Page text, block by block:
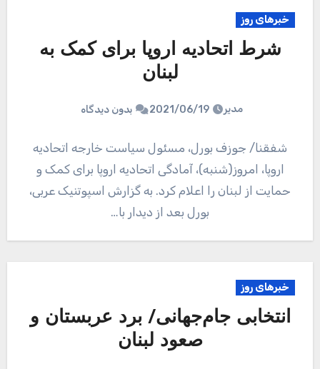
خبرهای روز
شرط اتحادیه اروپا برای کمک به
لبنان
مدیر 2021/06/19 بدون دیدگاه
شفقنا/ جوزف بورل، مسئول سیاست خارجه اتحادیه
اروپا، امروز(شنبه)، آمادگی اتحادیه اروپا برای کمک و
حمایت از لبنان را اعلام کرد. به گزارش اسپوتنیک عربی،
بورل بعد از دیدار با…
خبرهای روز
انتخابی جام‌جهانی/ برد عربستان و
صعود لبنان